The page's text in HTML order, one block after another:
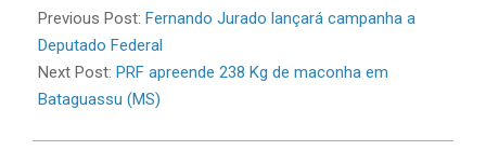
06-
22
Previous Post: Fernando Jurado lançará campanha a
Deputado Federal
Next Post: PRF apreende 238 Kg de maconha em
Bataguassu (MS)